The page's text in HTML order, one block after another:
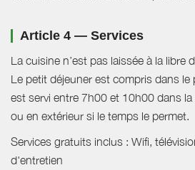
Article 4 — Services
La cuisine n’est pas laissée à la libre
Le petit déjeuner est compris dans le
est servi entre 7h00 et 10h00 dans la
ou en extérieur si le temps le permet.
Services gratuits inclus : Wifi,
d'entretien